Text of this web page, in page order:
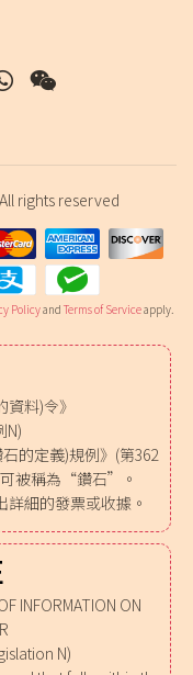
rights reserved
Policyand Terms of Serviceapply.
料)令》
N)
的定義)規例》(第362
被稱為“鑽石”。
細的發票或收據。
INFORMATION ON
N)